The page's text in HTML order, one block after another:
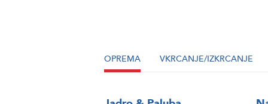
OPREMA VKRCANJE/IZKRCANJE